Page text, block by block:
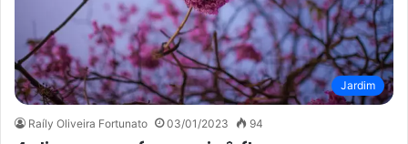
Jardim
Raíly Oliveira Fortunato 03/01/2023 94